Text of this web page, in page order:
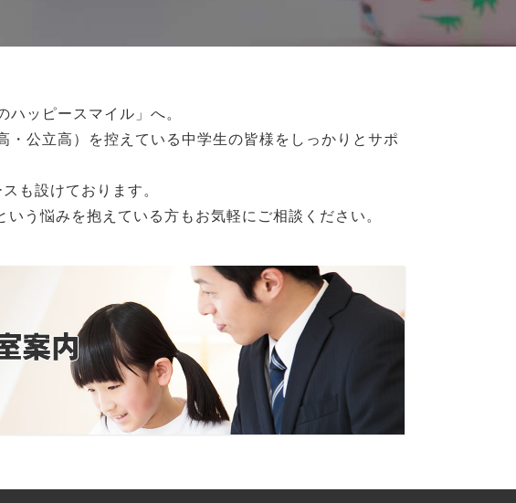
ハッピースマイル」へ。
・公立高）を控えている 中学生の皆様をしっかりとサポ
も設けております。
う悩みを抱えている方もお気軽にご相談ください。